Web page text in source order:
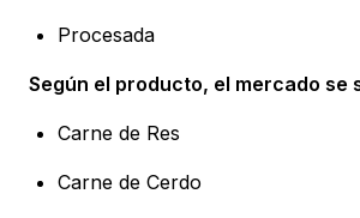
Procesada
Según el producto, el mercado se
Carne de Res
Carne de Cerdo